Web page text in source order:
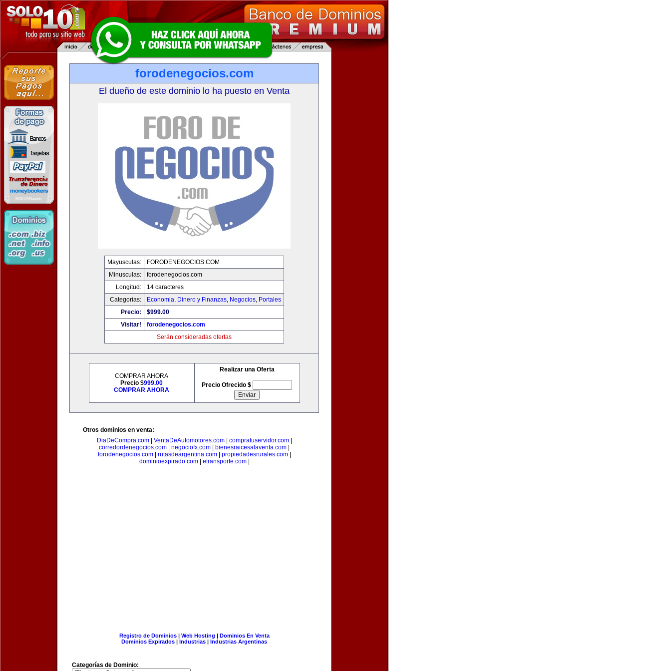
forodenegocios.com
El dueño de este dominio lo ha puesto en Venta
Mayusculas:
FORODENEGOCIOS.COM
Minusculas:
forodenegocios.com
Longitud:
14 caracteres
Categorias:
Economia, Dinero y Finanzas, Negocios, Portales
Precio:
$999.00
Visitar!
forodenegocios.com
Serán consideradas ofertas
COMPRAR AHORA
Precio $999.00
COMPRAR AHORA
Realizar una Oferta
Precio Ofrecido $
Otros dominios en venta:
DiaDeCompra.com| VentaDeAutomotores.com| compratuservidor.com|
corredordenegocios.com
negociofx.com bienesraicesalaventa.com
forodenegocios.com| rutasdeargentina.com| propiedadesrurales.com|
dominioexpirado.com| etransporte.com|
Registro de Dominios| Web Hosting | Dominios En Venta
Dominios Expirados | Industrias | Industrias Argentinas
Categorías de Dominio: